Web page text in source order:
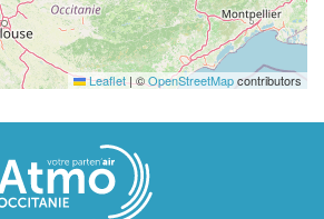
Leaflet|©OpenStreetMapcontributors